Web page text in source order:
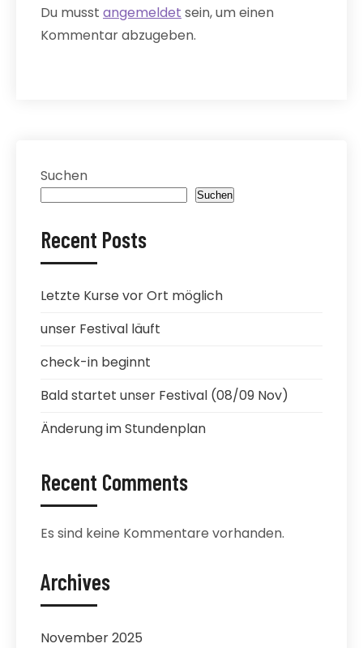
Du musst angemeldet sein, um einen
Kommentar abzugeben.
Suchen
Suchen
Recent Posts
Letzte Kurse vor Ort möglich
unser Festival läuft
check-in beginnt
Bald startet unser Festival (08/09 Nov)
Änderung im Stundenplan
Recent Comments
Es sind keine Kommentare vorhanden.
Archives
November 2025